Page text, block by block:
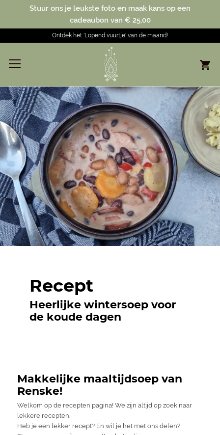
Stuur ons je leukste foto en maak kans op een
cadeaubon van € 25,00
Ontdek het 'Lopend vuurtje' van de maand!
Recept
Heerlijke wintersoep voor
de koude dagen
Makkelijke maaltijdsoep van
Renske!
Welkom op de recepten pagina! We zijn altijd op zoek naar
lekkere recepten.
Heb je een lekker recept? En wil je het met ons delen?